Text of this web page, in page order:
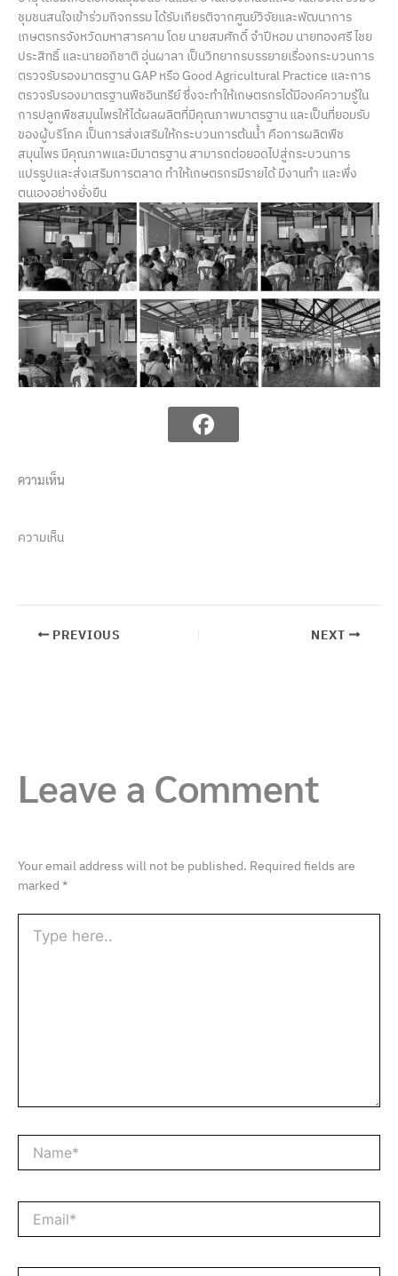
ชุมชนสนใจเข้าร่วมกิจกรรม ได้รับเกียรติจากศูนย์วิจัยและพัฒนาการ
เกษตรกรจังหวัดมหาสารคาม โดย นายสมศักดิ์ จำปีหอม นายทองศรี ไชย
ประสิทธิ์ และนายอภิชาติ อุ่นผาลา เป็นวิทยากรบรรยายเรื่องกระบวนการ
ตรวจรับรองมาตรฐาน GAP หรือ Good Agricultural Practice และการ
ตรวจรับรองมาตรฐานพืชอินทรีย์ ซึ่งจะทำให้เกษตรกรได้มีองค์ความรู้ใน
การปลูกพืชสมุนไพรให้ได้ผลผลิตที่มีคุณภาพมาตรฐาน และเป็นที่ยอมรับ
ของผู้บริโภค เป็นการส่งเสริมให้กระบวนการต้นน้ำ คือการผลิตพืช
สมุนไพร มีคุณภาพและมีมาตรฐาน สามารถต่อยอดไปสู่กระบวนการ
แปรรูปและส่งเสริมการตลาด ทำให้เกษตรกรมีรายได้ มีงานทำ และพึ่ง
ตนเองอย่างยั่งยืน
ความเห็น
ความเห็น
PREVIOUS NEXT
Leave a Comment
Your email address will not be published. Required fields are
marked *
here..